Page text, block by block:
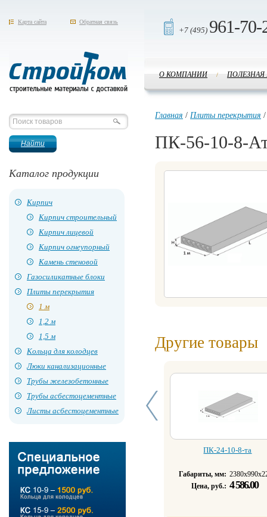
Карта сайта Обратная связь
+7 (495) 961-70-
О КОМПАНИИ /
Каталог продукции
Кирпич
Кирпич строительный
Кирпич лицевой
Кирпич огнеупорный
Камень стеновой
Газосиликатные блоки
Плиты перекрытия
1 м
1,2 м
1,5 м
Кольца для колодцев
Люки канализационные
Трубы железобетонные
Трубы асбестоцементные
Листы асбестоцементные
Главная / Плиты перекрытия
ПК-56-10-8-
Другие товары
ПК-24-10-8-та
Габариты, мм:
Цена, руб.: 4 586.00